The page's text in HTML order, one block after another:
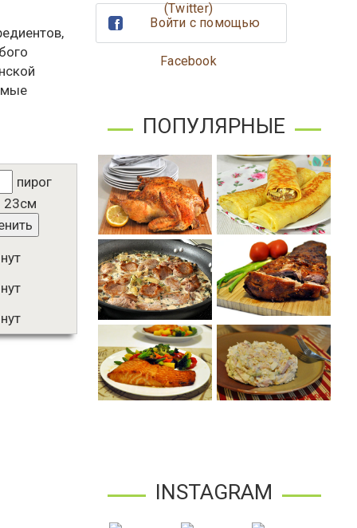
пирог
23см
(Twitter)
Войти с помощью
Facebook
ПОПУЛЯРНЫЕ
INSTAGRAM